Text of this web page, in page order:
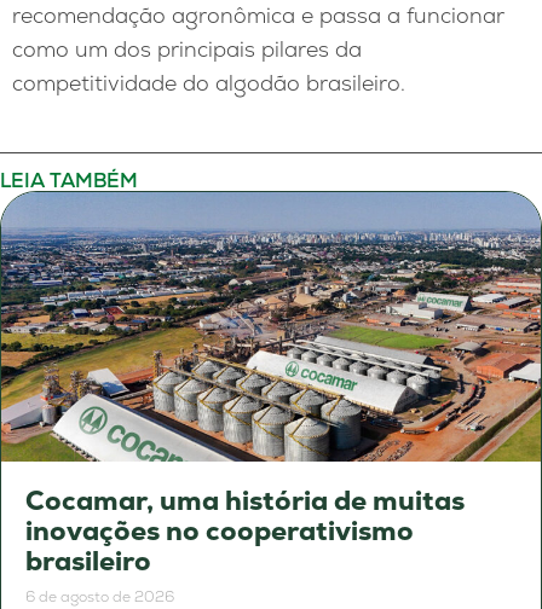
recomendação agronômica e passa a funcionar
como um dos principais pilares da
competitividade do algodão brasileiro.
LEIA TAMBÉM
Cocamar, uma história de muitas
inovações no cooperativismo
brasileiro
6 de agosto de 2026